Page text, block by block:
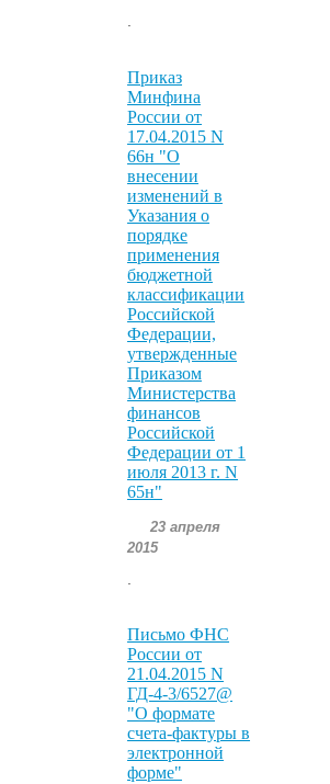
.
Приказ
Минфина
России от
17.04.2015 N
66н "О
внесении
изменений в
Указания о
порядке
применения
бюджетной
классификации
Российской
Федерации,
утвержденные
Приказом
Министерства
финансов
Российской
Федерации от 1
июля 2013 г. N
65н"
23 апреля
2015
Письмо ФНС
России от
21.04.2015 N
ГД-4-3/6527@
"О формате
счета-фактуры в
электронной
форме"